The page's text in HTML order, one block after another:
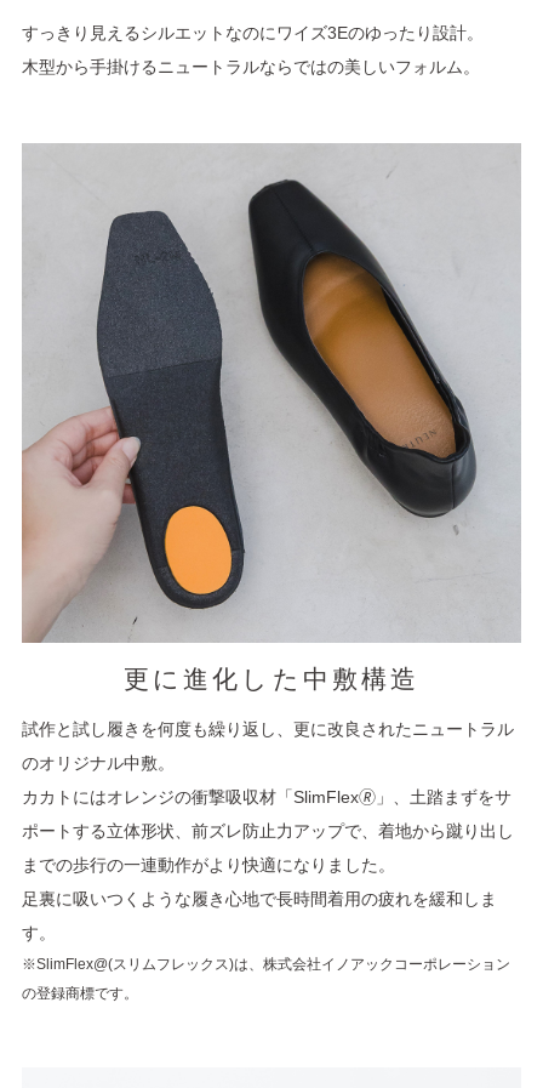
すっきり見えるシルエットなのにワイズ3Eのゆったり設計。
木型から手掛けるニュートラルならではの美しいフォルム。
更に進化した中敷構造
試作と試し履きを何度も繰り返し、更に改良されたニュートラル
のオリジナル中敷。
カカトにはオレンジの衝撃吸収材「SlimFlex🄬」、土踏まずをサ
ポートする立体形状、前ズレ防止力アップで、着地から蹴り出し
までの歩行の一連動作がより快適になりました。
足裏に吸いつくような履き心地で長時間着用の疲れを緩和しま
す。
※SlimFlex@(スリムフレックス)は、株式会社イノアックコーポレーション
の登録商標です。